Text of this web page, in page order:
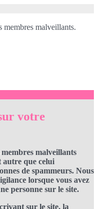
membres malveillants.
votre
membres malveillants
autre que celui
de spammeurs. Nous
lorsque vous avez
personne sur le site.
sur le site, la